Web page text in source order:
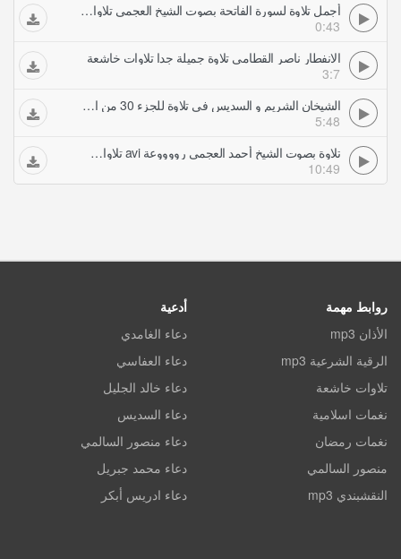
أجمل تلاوة لسورة الفاتحة بصوت الشيخ العجمي تلاوات خاشعة
0:43
الانفطار ناصر القطامي تلاوة جميلة جدا تلاوات خاشعة
3:7
الشيخان الشريم و السديس في تلاوة للجزء 30 من القرآن تلاوات خاشعة
5:48
تلاوة بصوت الشيخ أحمد العجمي رووووعة avi تلاوات خاشعة
10:49
روابط مهمة
الأذان mp3
الرقية الشرعية mp3
تلاوات خاشعة
نغمات اسلامية
نغمات رمضان
منصور السالمي
النقشبندي mp3
أدعية
دعاء الغامدي
دعاء العفاسي
دعاء خالد الجليل
دعاء السديس
دعاء منصور السالمي
دعاء محمد جبريل
دعاء ادريس أبكر